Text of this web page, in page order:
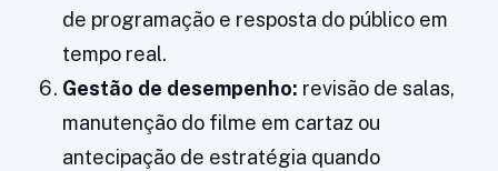
de programação e resposta do público em
tempo real.
Gestão de desempenho: revisão de salas,
manutenção do filme em cartaz ou
antecipação de estratégia quando